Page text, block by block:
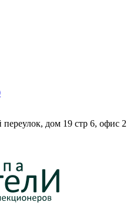
дом 19 стр 6, офис 2